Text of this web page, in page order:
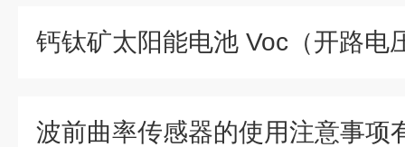
波前曲率传感器的使用注意事项